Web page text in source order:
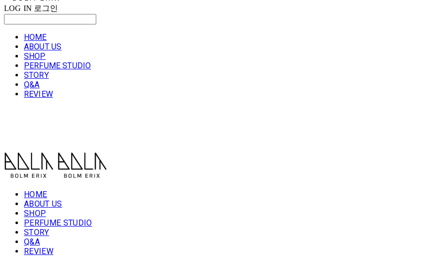
LOG IN 로그인
HOME
ABOUT US
SHOP
PERFUME STUDIO
STORY
Q&A
REVIEW
HOME
ABOUT US
SHOP
PERFUME STUDIO
STORY
Q&A
REVIEW